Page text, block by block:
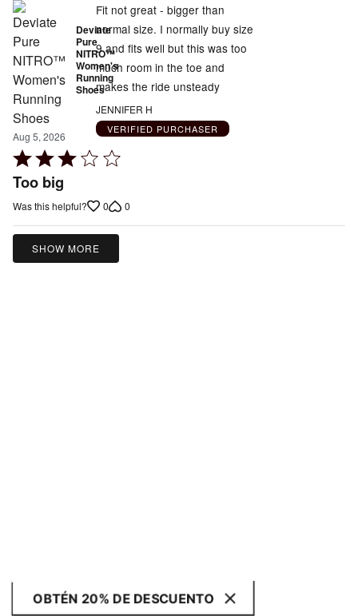
Deviate
Pure
NITRO™
Women's
Running
Shoes
Aug 5, 2026
Rated
3
of
5
Too big
Fit not great - bigger than
normal size. I normally buy size
9 and fits well but this was too
much room in the toe and
makes the ride unsteady
JENNIFER H
VERIFIED PURCHASER
Was this helpful? 0 0
SHOW MORE
OBTÉN 20% DE DESCUENTO